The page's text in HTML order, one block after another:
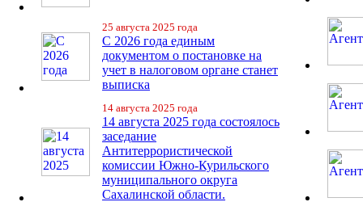
25 августа 2025 года
С 2026 года единым
документом о постановке на
учет в налоговом органе станет
выписка
14 августа 2025 года
14 августа 2025 года состоялось
заседание
Антитеррористической
комиссии Южно-Курильского
муниципального округа
Сахалинской области.